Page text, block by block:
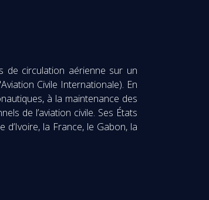
de circulation aérienne sur un
Civile Internationale). En
à la maintenance des
de l’aviation civile. Ses États
la France, le Gabon, la